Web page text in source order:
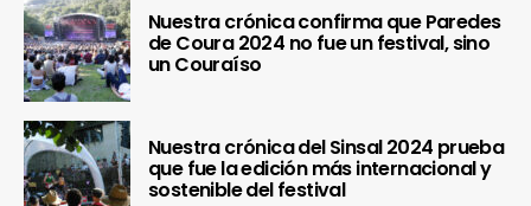
Nuestra crónica confirma que Paredes
de Coura 2024 no fue un festival, sino
un Couraíso
Nuestra crónica del Sinsal 2024 prueba
que fue la edición más internacional y
sostenible del festival